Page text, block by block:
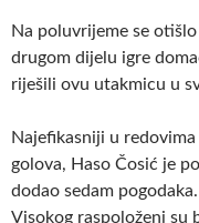
Na poluvrijeme se
drugom dijelu igre
riješili ovu utakmicu u
Najefikasniji u
golova, Haso Čosić je
dodao sedam
Visokog raspoloženi su